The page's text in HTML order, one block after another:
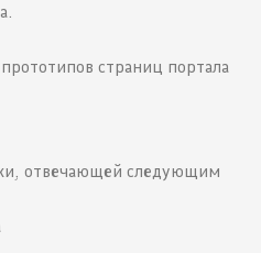
страниц портала
отвечающей следующим